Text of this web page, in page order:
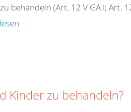
behandeln (Art. 12 V GA I; Art.
Kinder zu behandeln?